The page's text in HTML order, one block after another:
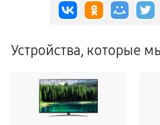
Устройства, которые